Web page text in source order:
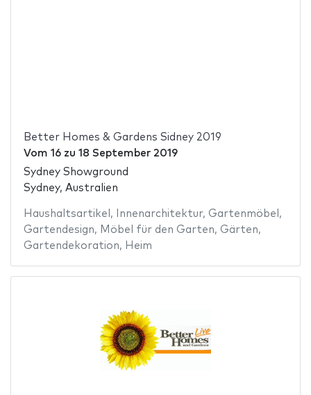
Better Homes & Gardens Sidney 2019
Vom 16zu 18 September 2019
Sydney Showground
Sydney, Australien
Haushaltsartikel , Innenarchitektur, Gartenmöbel ,
Gartendesign, Möbel für den Garten, Gärten,
Gartendekoration, Heim